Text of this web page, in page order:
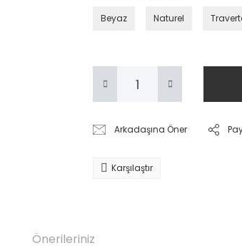
Beyaz Naturel
Arkadaşına Öner
Karşılaştır
Önerileriniz